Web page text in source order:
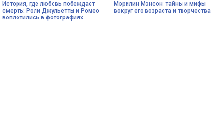
История, где любовь побеждает
смерть: Роли Джульетты и Ромео
воплотились в фотографиях
Мэрилин Мэнсон: тайны и мифы
вокруг его возраста и творчества